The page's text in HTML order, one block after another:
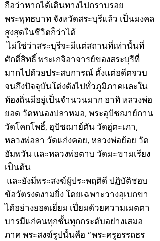
ถือว่าหากได้เดินทางไปกราบรอย
พระพุทธบาท จังหวัดสระบุรีแล้ว เป็นมงคล
สูงสุดในชีวิตก็ว่าได้
ไม่ใช่ว่าสระบุรีจะมีแต่สถานที่เท่านั้นที่
ศักดิ์สิทธิ์ พระเกจิอาจารย์ของสระบุรีที่
มากไปด้วยประสบการณ์ ตั้งแต่อดีตจวบ
จนถึงปัจจุบันโด่งดังไปทั่วภูมิภาคและใน
ท้องถิ่นมีอยู่เป็นจำนวนมาก อาทิ หลวงพ่อ
ยอด วัดหนองปลาหมอ, พระอุปัชฌาย์กาน
วัดโคกโพธิ์, อุปัชฌาย์ตัน วัดอู่ตะเภา,
หลวงพ่อลา วัดแก่งคอย, หลวงพ่อย้อย วัด
อัมพวัน และหลวงพ่อตาบ วัดมะขามเรียง
เป็นต้น
และยังมีพระสงฆ์ผู้ประพฤติดี ปฏิบัติชอบ
ข้อวัตรงดงามยิ่ง โดยเฉพาะวางอุเบกขา
ได้อย่างยอดเยี่ยม เปี่ยมด้วยความเมตตา
บารมีแก่คนทุกชั้นทุกกระดับอย่างเสมอ
ภาค พระสงฆ์รูปนั้นคือ “พระครูอรรถธร